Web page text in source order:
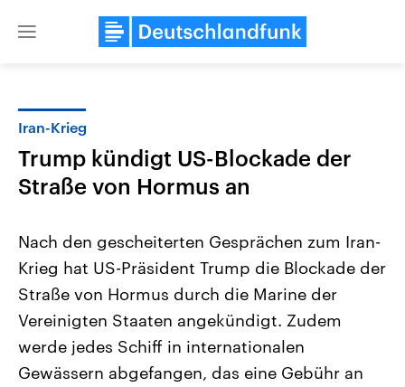
Close
Landtagswahl Sachsen-Anhalt
2026
Alle Informationen
Sachsen-Anhalt wählt am 6.
September 2026 einen neuen
USA
Aktuelle Beiträge,
Hintergründe
gehören die Vereinigten
Iran-Krieg
Trump kündigt US-Blockade der
Straße von Hormus an
Nach den gescheiterten Gesprächen zum Iran-
Krieg hat US-Präsident ‌Trump ⁠die Blockade der
Straße von Hormus durch die Marine der
Vereinigten Staaten ⁠angekündigt. Zudem
⁠werde jedes ⁠Schiff ⁠in internationalen
‌Gewässern abgefangen, das eine ​Gebühr an